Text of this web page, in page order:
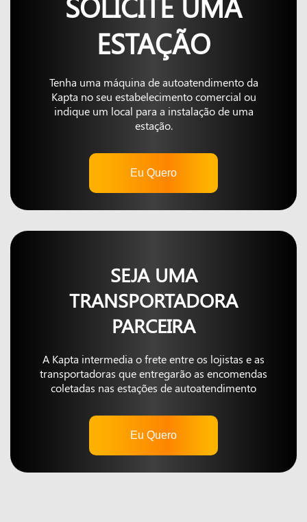
ESTAÇÃO
Tenha uma máquina de autoatendimento da
Kapta no seu estabelecimento comercial ou
indique um local para a instalação de uma
estação.
Eu Quero
SEJA UMA
TRANSPORTADORA
PARCEIRA
A Kapta intermedia o frete entre os lojistas e as
transportadoras que entregarão as encomendas
coletadas nas estações de autoatendimento
Eu Quero